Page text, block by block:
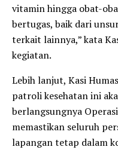
vitamin hingga obat-
bertugas, baik dari
terkait lainnya,” kata
kegiatan.
Lebih lanjut, Kasi
patroli kesehatan ini
berlangsungnya
memastikan seluruh
lapangan tetap dalam